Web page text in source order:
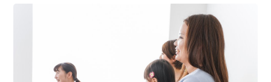
７〜１２歳児